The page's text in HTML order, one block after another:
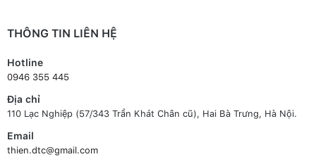
THÔNG TIN LIÊN HỆ
Hotline
0946 355 445
Địa chỉ
110 Lạc Nghiệp (57/343 Trần Khát Chân cũ), Hai Bà Trưng, Hà Nội.
Email
thien.dtc@gmail.com